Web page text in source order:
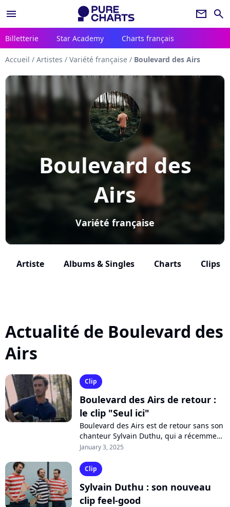
menu newsletter search
Billetterie Star Academy Charts français
Accueil / Artistes / Variété française / Boulevard des Airs
Boulevard des
Airs
Variété française
Artiste Albums & Singles Charts Clips
Actualité de Boulevard des
Airs
Clip
Boulevard des Airs de retour :
le clip "Seul ici"
Boulevard des Airs est de retour sans son
chanteur Sylvain Duthu, qui a récemment
lancé sa carrière solo. Le groupe dévoile
January 3, 2025
Clip
Sylvain Duthu : son nouveau
clip feel-good